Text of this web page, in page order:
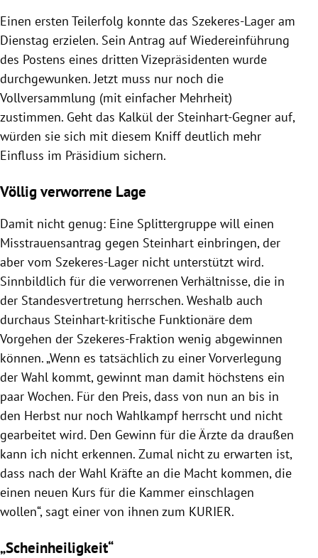
Einen ersten Teilerfolg konnte das Szekeres-Lager am
Dienstag erzielen. Sein Antrag auf Wiedereinführung
des Postens eines dritten Vizepräsidenten wurde
durchgewunken. Jetzt muss nur noch die
Vollversammlung (mit einfacher Mehrheit)
zustimmen. Geht das Kalkül der Steinhart-Gegner auf,
würden sie sich mit diesem Kniff deutlich mehr
Einfluss im Präsidium sichern.
Völlig verworrene Lage
Damit nicht genug: Eine Splittergruppe will einen
Misstrauensantrag gegen Steinhart einbringen, der
aber vom Szekeres-Lager nicht unterstützt wird.
Sinnbildlich für die verworrenen Verhältnisse, die in
der Standesvertretung herrschen. Weshalb auch
durchaus Steinhart-kritische Funktionäre dem
Vorgehen der Szekeres-Fraktion wenig abgewinnen
können. „Wenn es tatsächlich zu einer Vorverlegung
der Wahl kommt, gewinnt man damit höchstens ein
paar Wochen. Für den Preis, dass von nun an bis in
den Herbst nur noch Wahlkampf herrscht und nicht
gearbeitet wird. Den Gewinn für die Ärzte da draußen
kann ich nicht erkennen. Zumal nicht zu erwarten ist,
dass nach der Wahl Kräfte an die Macht kommen, die
einen neuen Kurs für die Kammer einschlagen
wollen“, sagt einer von ihnen zum KURIER.
„Scheinheiligkeit“